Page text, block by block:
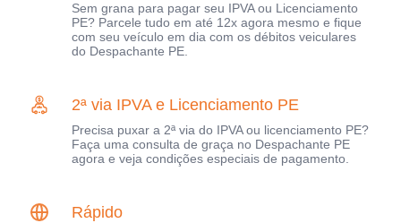
Sem grana para pagar seu IPVA ou Licenciamento
PE? Parcele tudo em até 12x agora mesmo e fique
com seu veículo em dia com os débitos veiculares
do Despachante PE.
2ª via IPVA e Licenciamento PE
Precisa puxar a 2ª via do IPVA ou licenciamento PE?
Faça uma consulta de graça no Despachante PE
agora e veja condições especiais de pagamento.
Rápido